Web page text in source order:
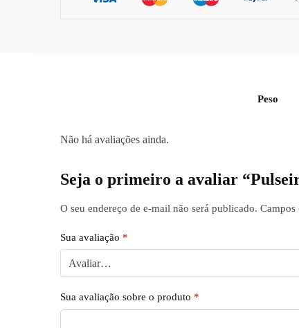
Peso
Não há avaliações ainda.
Seja o primeiro a avaliar
O seu endereço de e-mail não será publicado. Campos
Sua avaliação *
Sua avaliação sobre o produto *